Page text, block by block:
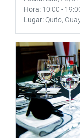
Hora 10:00 -
Lugar Quito,